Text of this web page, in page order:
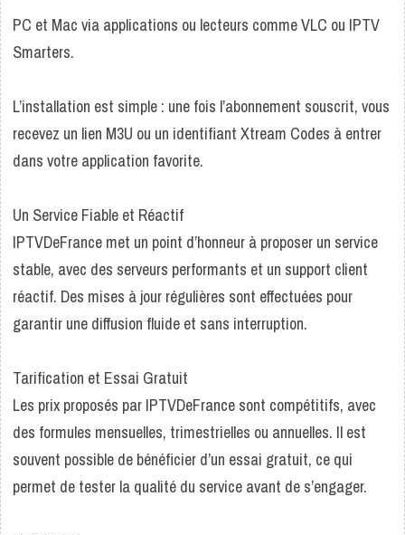
PC et Mac via applications ou lecteurs comme VLC ou IPTV
Smarters.
L’installation est simple : une fois l’abonnement souscrit, vous
recevez un lien M3U ou un identifiant Xtream Codes à entrer
dans votre application favorite.
Un Service Fiable et Réactif
IPTVDeFrance met un point d’honneur à proposer un service
stable, avec des serveurs performants et un support client
réactif. Des mises à jour régulières sont effectuées pour
garantir une diffusion fluide et sans interruption.
Tarification et Essai Gratuit
Les prix proposés par IPTVDeFrance sont compétitifs, avec
des formules mensuelles, trimestrielles ou annuelles. Il est
souvent possible de bénéficier d’un essai gratuit, ce qui
permet de tester la qualité du service avant de s’engager.